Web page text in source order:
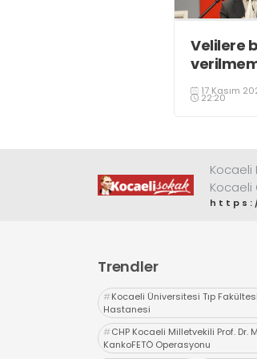
Velilere
kararı
17 Kasım
22:20
Kocaeli
Kocaeli
Trendler
#Kocaeli Üniversitesi Tıp Fakültesi
Hastanesi
#CHP Kocaeli Milletvekili Prof. Dr.
KankoFETÖ Operasyonu